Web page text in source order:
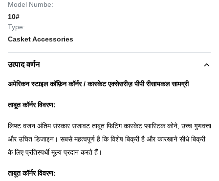
Model Numbe:
10#
Type:
Casket Accessories
उत्पाद वर्णन
अमेरिकन स्टाइल कॉफ़िन कॉर्नर / कास्केट एक्सेसरीज़ पीपी रीसायकल सामग्री
ताबूत कॉर्नर विवरण:
लिफ्ट वजन अंतिम संस्कार सजावट ताबूत फिटिंग कास्केट प्लास्टिक कोने, उच्च गुणवत्ता
और उचित डिजाइन। सबसे महत्वपूर्ण है कि विशेष बिक्री है और कारखाने सीधे बिक्री
के लिए प्रतिस्पर्धी मूल्य प्रदान करते हैं।
ताबूत कॉर्नर विवरण: